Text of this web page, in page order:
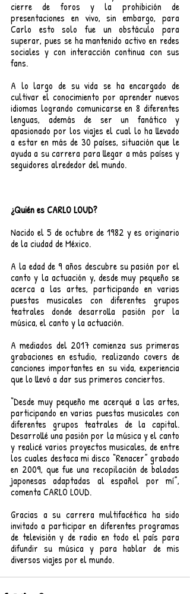
cierre de foros y la prohibición de
presentaciones en vivo, sin embargo, para
Carlo esto solo fue un obstáculo para
superar, pues se ha mantenido activo en redes
sociales y con interacción continua con sus
fans.
A lo largo de su vida se ha encargado de
cultivar el conocimiento por aprender nuevos
idiomas logrando comunicarse en 8 diferentes
lenguas, además de ser un fanático y
apasionado por los viajes el cual lo ha llevado
a estar en más de 30 países, situación que le
ayuda a su carrera para llegar a más países y
seguidores alrededor del mundo.
¿Quién es CARLO LOUD?
Nacido el 5 de octubre de 1982 y es originario
de la ciudad de México.
A la edad de 9 años descubre su pasión por el
canto y la actuación y, desde muy pequeño se
acerca a las artes, participando en varias
puestas musicales con diferentes grupos
teatrales donde desarrolla pasión por la
música, el canto y la actuación.
A mediados del 2017 comienza sus primeras
grabaciones en estudio, realizando covers de
canciones importantes en su vida, experiencia
que lo llevó a dar sus primeros conciertos.
“Desde muy pequeño me acerqué a las artes,
participando en varias puestas musicales con
diferentes grupos teatrales de la capital.
Desarrollé una pasión por la música y el canto
y realicé varios proyectos musicales, de entre
los cuales destaca mi disco “Renacer” grabado
en 2009, que fue una recopilación de baladas
japonesas adaptadas al español por mí”,
comenta CARLO LOUD.
Gracias a su carrera multifacética ha sido
invitado a participar en diferentes programas
de televisión y de radio en todo el país para
difundir su música y para hablar de mis
diversos viajes por el mundo.